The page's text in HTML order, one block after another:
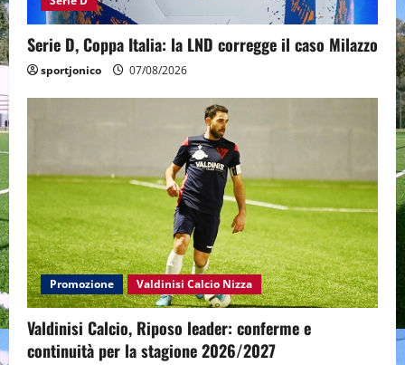
Serie D, Coppa Italia: la LND corregge il caso Milazzo
sportjonico 07/08/2026
Promozione Valdinisi Calcio Nizza
Valdinisi Calcio, Riposo leader: conferme e
continuità per la stagione 2026/2027